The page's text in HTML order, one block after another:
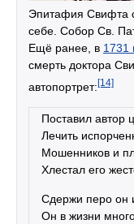
Эпитафия Свифта
себе. Собор Св.
Ещё ранее, в 1731
смерть доктора
автопортрет:[14]
Поставил автор
Лечить
Мошенников и
Хлестал его
Сдержи перо он
Он в жизни